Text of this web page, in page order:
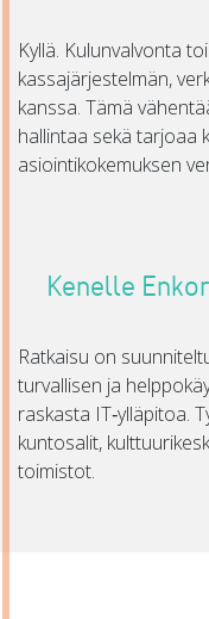
Kyllä. Kulunvalvonta
kassajärjestelmän,
kanssa. Tämä
hallintaa sekä tarjoaa
asiointikokemuksen
Kenelle
Ratkaisu on
turvallisen ja
raskasta IT‑ylläpitoa.
kuntosalit,
toimistot.